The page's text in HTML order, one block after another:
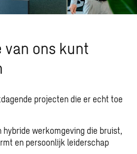
van ons kunt
projecten die er echt toe
hybride werkomgeving die bruist,
en persoonlijk leiderschap